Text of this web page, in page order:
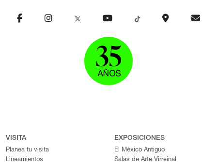
VISITA
Planea tu visita
Lineamientos
EXPOSICIONES
El México Antiguo
Salas de Arte Virreinal